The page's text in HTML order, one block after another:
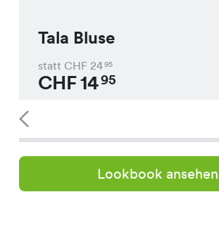
Tala Bluse
statt CHF 2495
CHF1495
Lookbook ansehen